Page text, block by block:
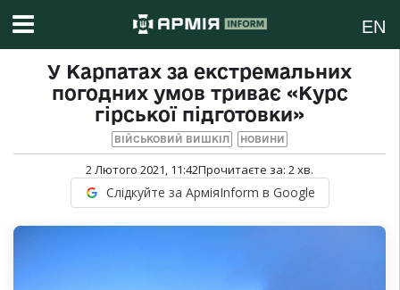
EN
У Карпатах за екстремальних
погодних умов триває «Курс
гірської підготовки»
ВІЙСЬКОВИЙ ВИШКІЛ НОВИНИ
2 Лютого 2021, 11:42Прочитаєте за: 2хв.
Слідкуйте за АрміяInform в Google